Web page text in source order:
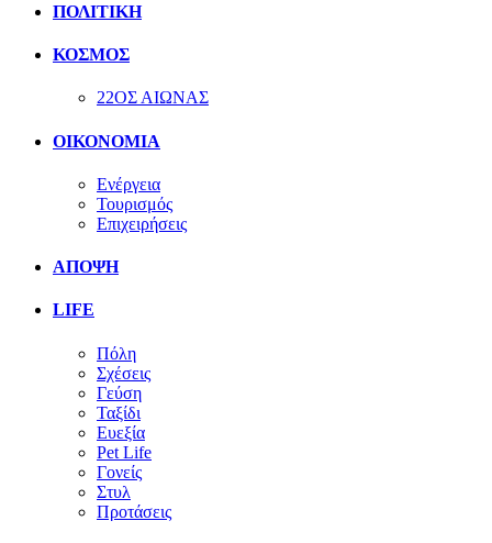
ΠΟΛΙΤΙΚΗ
ΚΟΣΜΟΣ
22ΟΣ ΑΙΩΝΑΣ
ΟΙΚΟΝΟΜΙΑ
Ενέργεια
Τουρισμός
Επιχειρήσεις
ΑΠΟΨΗ
LIFE
Πόλη
Σχέσεις
Γεύση
Ταξίδι
Ευεξία
Pet Life
Γονείς
Στυλ
Προτάσεις